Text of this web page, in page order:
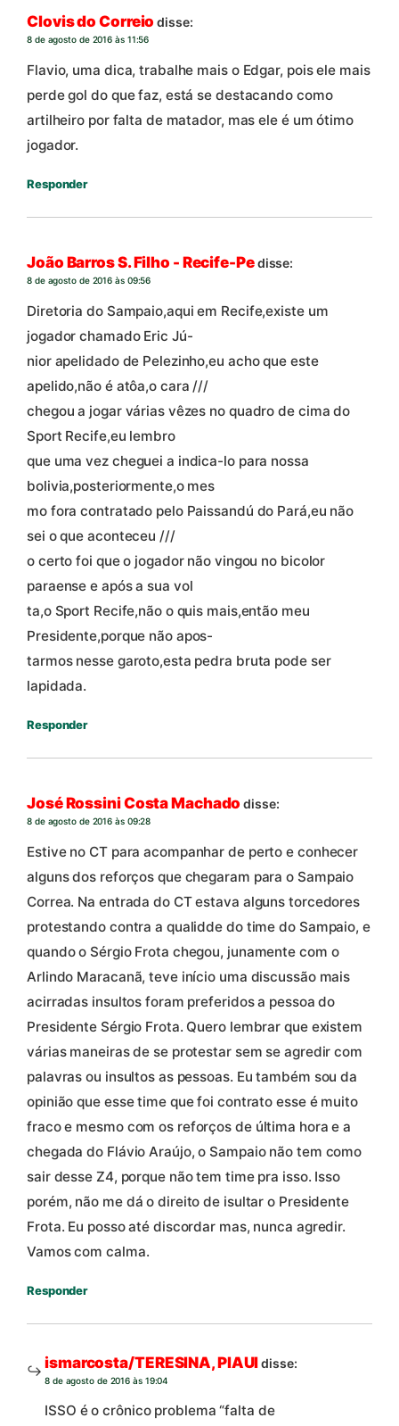
Clovis do Correio disse:
8 de agosto de 2016 às 11:56
Flavio, uma dica, trabalhe mais o Edgar, pois ele mais
perde gol do que faz, está se destacando como
artilheiro por falta de matador, mas ele é um ótimo
jogador.
Responder
João Barros S. Filho - Recife-Pedisse:
8 de agosto de 2016 às 09:56
Diretoria do Sampaio,aqui em Recife,existe um
jogador chamado Eric Jú-
nior apelidado de Pelezinho,eu acho que este
apelido,não é atôa,o cara ///
chegou a jogar várias vêzes no quadro de cima do
Sport Recife,eu lembro
que uma vez cheguei a indica-lo para nossa
bolivia,posteriormente,o mes
mo fora contratado pelo Paissandú do Pará,eu não
sei o que aconteceu ///
o certo foi que o jogador não vingou no bicolor
paraense e após a sua vol
ta,o Sport Recife,não o quis mais,então meu
Presidente,porque não apos-
tarmos nesse garoto,esta pedra bruta pode ser
lapidada.
Responder
José Rossini Costa Machado disse:
8 de agosto de 2016 às 09:28
Estive no CT para acompanhar de perto e conhecer
alguns dos reforços que chegaram para o Sampaio
Correa. Na entrada do CT estava alguns torcedores
protestando contra a qualidde do time do Sampaio, e
quando o Sérgio Frota chegou, junamente com o
Arlindo Maracanã, teve início uma discussão mais
acirradas insultos foram preferidos a pessoa do
Presidente Sérgio Frota. Quero lembrar que existem
várias maneiras de se protestar sem se agredir com
palavras ou insultos as pessoas. Eu também sou da
opinião que esse time que foi contrato esse é muito
fraco e mesmo com os reforços de última hora e a
chegada do Flávio Araújo, o Sampaio não tem como
sair desse Z4, porque não tem time pra isso. Isso
porém, não me dá o direito de isultar o Presidente
Frota. Eu posso até discordar mas, nunca agredir.
Vamos com calma.
Responder
ismarcosta/TERESINA, PIAUIdisse:
8 de agosto de 2016 às 19:04
ISSO é o crônico problema “falta de